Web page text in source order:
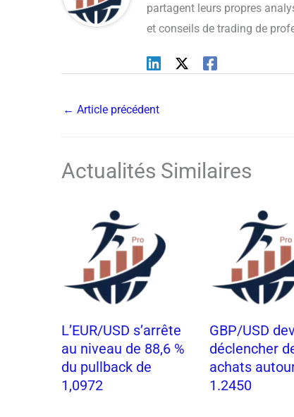
partagent leurs propres
et conseils de trading de
← Article précédent
Actualités Similaires
L’EUR/USD s’arrête
au niveau de 88,6 %
du pullback de
1,0972
GBP/USD
déclencher
achats
1.2450